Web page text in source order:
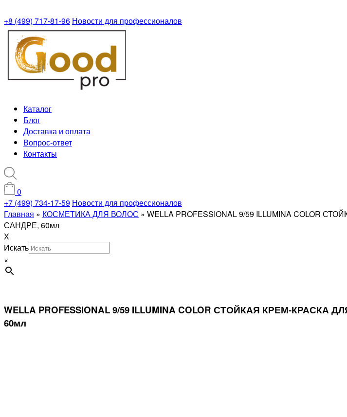
+8 (499) 717-81-96 Новости для профессионалов
Каталог
Блог
Доставка и оплата
Вопрос-ответ
Контакты
0
+7 (499) 734-17-59 Новости для профессионалов
Главная » КОСМЕТИКА ДЛЯ ВОЛОС » WELLA PROFESSIONAL 9/59 ILLUMINA
САНДРЕ, 60мл
X
Искать
×
WELLA PROFESSIONAL 9/59 ILLUMINA COLOR СТОЙКАЯ КРЕМ-
60мл